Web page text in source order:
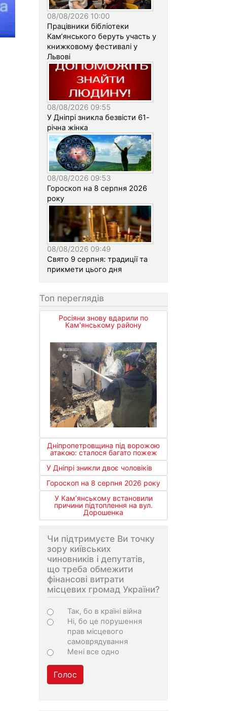
08/08/2026 10:00
Працівники бібліотеки
Кам’янського беруть участь у
книжковому фестивалі у
Львові
08/08/2026 09:55
У Дніпрі зникла безвісти 61-
річна жінка
08/08/2026 09:53
Гороскоп на 8 серпня 2026
року
08/08/2026 09:49
Свято 9 серпня: традиції та
прикмети цього дня
Топ переглядів
Росіяни знову вдарили по
Кам'янському району
Дніпропетровщина під ворожою
атакою: сталося багато пожеж
У Дніпрі зникли двоє чоловіків
Гороскоп на 8 серпня 2026 року
У Кам’янському встановили
причини підтоплення на вул.
Дорошенка
Чи підтримуєте Ви точку
зору київських
чиновників і депутатів,
що треба обмежити
фінансові витрати
місцевих громад України?
Варіанти
Так, бо в країні війна
Ні, бо це порушення
прав місцевого
самоврядування
Мені все одно
Голос